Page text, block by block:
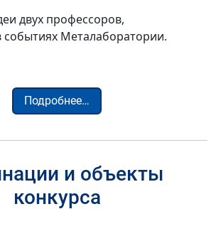
двух профессоров,
событиях Металаборатории.
Подробнее…
и объекты
конкурса